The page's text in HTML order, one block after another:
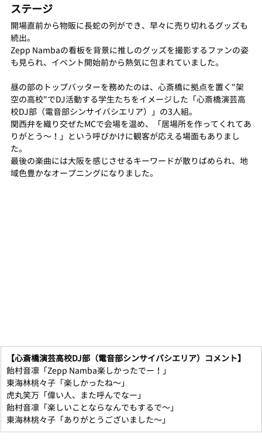
ステージ
開場直前から物販に長蛇の列ができ、早々に売り切れるグッズも
続出。
Zepp Nambaの看板を背景に推しのグッズを撮影するファンの姿
も見られ、イベント開始前から熱気に包まれていました。
昼の部のトップバッターを務めたのは、心斎橋に拠点を置く"架
空の高校"でDJ活動する学生たちをイメージした「心斎橋演芸高
校DJ部（電音部シンサイバシエリア）」の3人組。
関西弁を織り交ぜたMCで会場を温め、「居場所を作ってくれてあ
りがとう〜！」という呼びかけに観客が応える場面もありまし
た。
最後の楽曲には大阪を感じさせるキーワードが散りばめられ、地
域色豊かなオープニングになりました。
【心斎橋演芸高校DJ部（電音部シンサイバシエリア）コメント】
飴村音凛「Zepp Namba楽しかったでー！」
東海林桃々子「楽しかったね〜」
虎丸笑万「偉い人、また呼んでなー」
飴村音凛「楽しいことならなんでもするで〜」
東海林桃々子「ありがとうございました〜」